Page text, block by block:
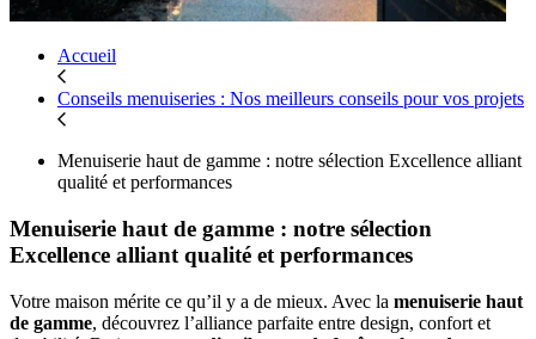
Accueil
Conseils menuiseries : Nos meilleurs conseils pour vos projets
Menuiserie haut de gamme : notre sélection Excellence alliant
qualité et performances
Menuiserie haut de gamme : notre sélection
Excellence alliant qualité et performances
Votre maison mérite ce qu’il y a de mieux. Avec la menuiserie haut
de gamme, découvrez l’alliance parfaite entre design, confort et